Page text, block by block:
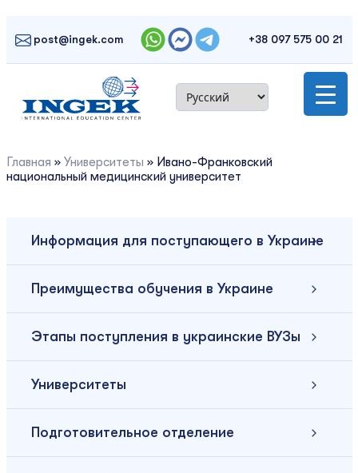
contentpost@ingek.com +38 097 575 00 21
Главная » Университеты » Ивано-Франковский
национальный медицинский университет
Информация для поступающего в Украине
Преимущества обучения в Украине
Этапы поступления в украинские ВУЗы
Университеты
Подготовительное отделение